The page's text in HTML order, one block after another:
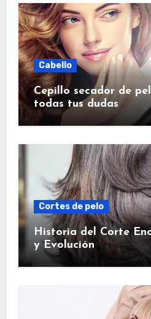
Cabello
Cepillo secador de
todas tus dudas
Cortes de pelo
Historia del Corte
y Evolución